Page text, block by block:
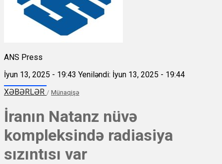
ANS Press
İyun 13, 2025 - 19:43 Yeniləndi: İyun 13, 2025 - 19:44
XƏBƏRLƏR / Münaqişə
İranın Natanz nüvə
kompleksində radiasiya
sızıntısı var